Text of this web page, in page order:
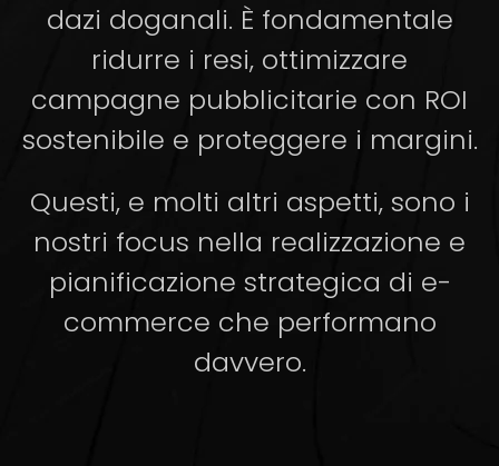
dazi doganali. È fondamentale
ridurre i resi, ottimizzare
campagne pubblicitarie con ROI
sostenibile e proteggere i margini.
Questi, e molti altri aspetti, sono i
nostri focus nella realizzazione e
pianificazione strategica di e-
commerce che performano
davvero.